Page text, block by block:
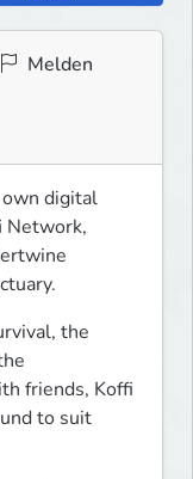
Melden
own digital
Network,
the
friends, Koffi
to suit